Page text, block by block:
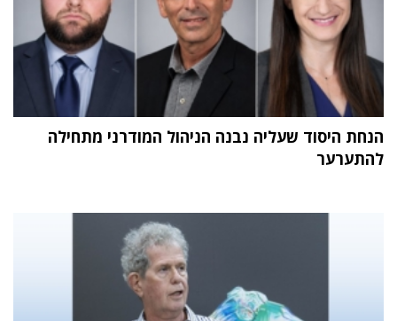
הנחת היסוד שעליה נבנה הניהול המודרני מתחילה
להתערער